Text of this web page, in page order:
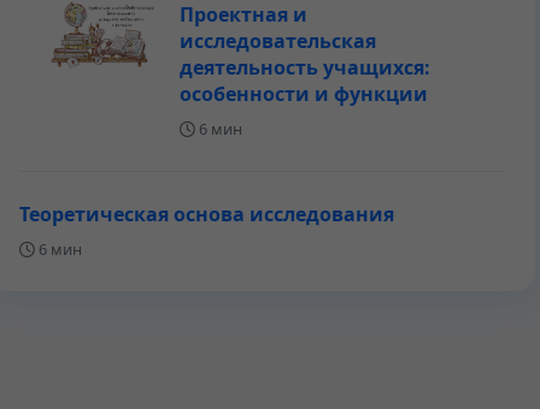
Проектная и
исследовательская
деятельность учащихся:
особенности и функции
6 мин
Теоретическая основа исследования
6 мин